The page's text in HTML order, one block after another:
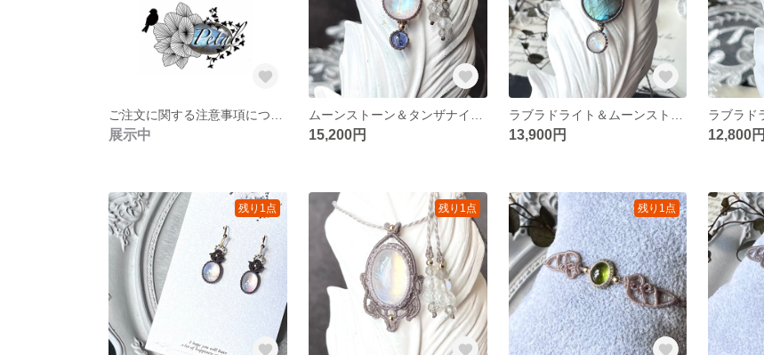
展示中 15,200円 13,900円 12,800円
残り1点 残り1点 残り1点